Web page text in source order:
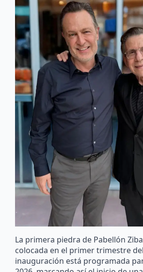
La primera piedra de Pabellón
colocada en el primer trimestre
inauguración está programada